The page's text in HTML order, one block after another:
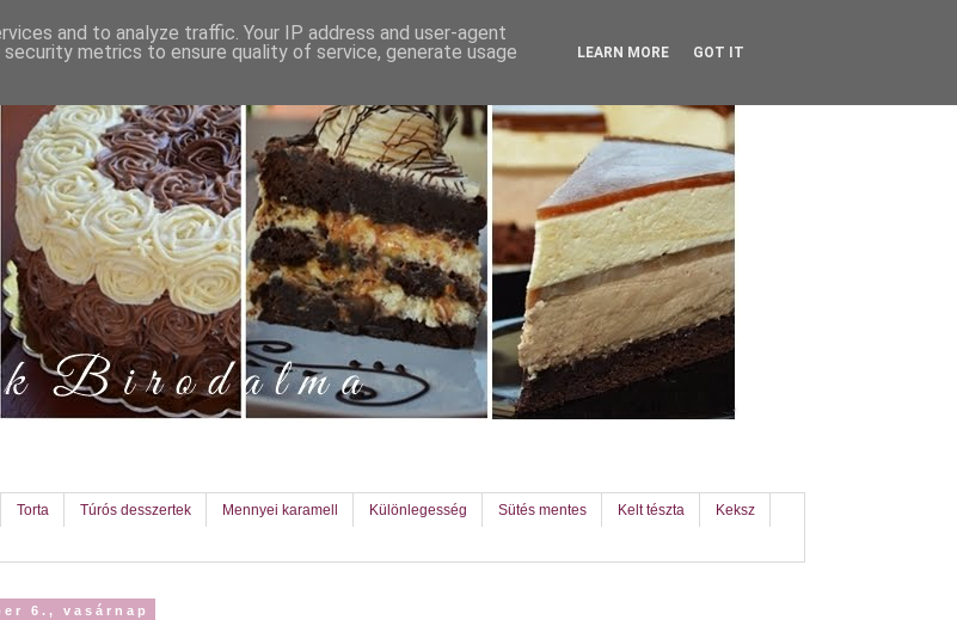
Torta Túrós desszertek Mennyei karamell Különlegesség Sütés mentes Kelt tészta Keksz
6., vasárnap
and to analyze traffic. Your IP address and user-agent
metrics to ensure quality of service, generate usage
LEARN MORE GOT IT